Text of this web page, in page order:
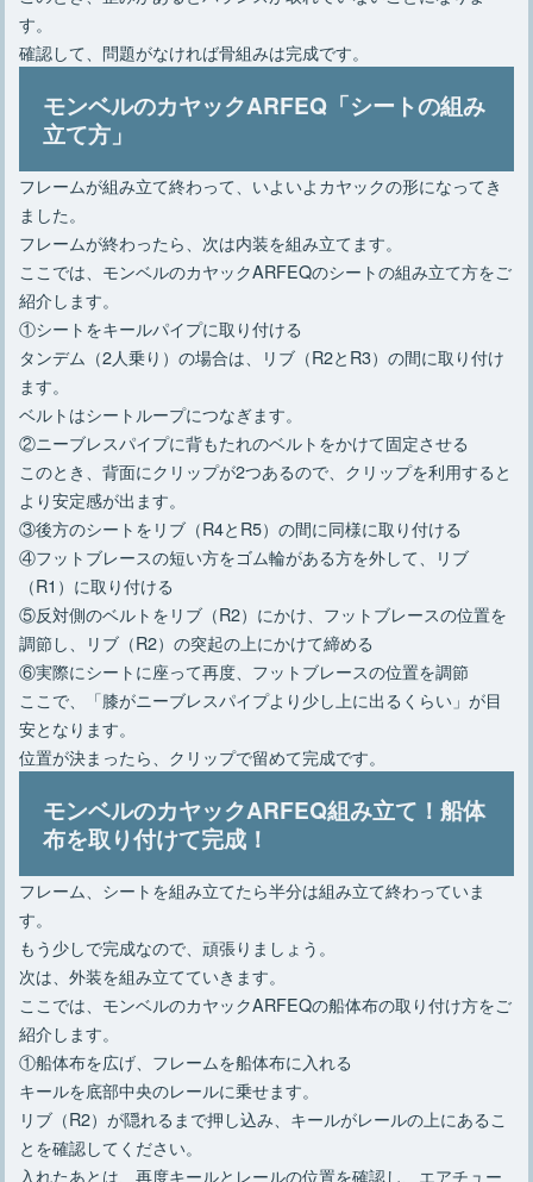
す。
確認して、問題がなければ骨組みは完成です。
モンベルのカヤックARFEQ「シートの組み
立て方」
フレームが組み立て終わって、いよいよカヤックの形になってき
ました。
フレームが終わったら、次は内装を組み立てます。
ここでは、モンベルのカヤックARFEQのシートの組み立て方をご
紹介します。
①シートをキールパイプに取り付ける
タンデム（2人乗り）の場合は、リブ（R2とR3）の間に取り付け
ます。
ベルトはシートループにつなぎます。
②ニーブレスパイプに背もたれのベルトをかけて固定させる
このとき、背面にクリップが2つあるので、クリップを利用すると
より安定感が出ます。
③後方のシートをリブ（R4とR5）の間に同様に取り付ける
④フットブレースの短い方をゴム輪がある方を外して、リブ
（R1）に取り付ける
⑤反対側のベルトをリブ（R2）にかけ、フットブレースの位置を
調節し、リブ（R2）の突起の上にかけて締める
⑥実際にシートに座って再度、フットブレースの位置を調節
ここで、「膝がニーブレスパイプより少し上に出るくらい」が目
安となります。
位置が決まったら、クリップで留めて完成です。
モンベルのカヤックARFEQ組み立て！船体
布を取り付けて完成！
フレーム、シートを組み立てたら半分は組み立て終わっていま
す。
もう少しで完成なので、頑張りましょう。
次は、外装を組み立てていきます。
ここでは、モンベルのカヤックARFEQの船体布の取り付け方をご
紹介します。
①船体布を広げ、フレームを船体布に入れる
キールを底部中央のレールに乗せます。
リブ（R2）が隠れるまで押し込み、キールがレールの上にあるこ
とを確認してください。
入れたあとは、再度キールとレールの位置を確認し、エアチュー